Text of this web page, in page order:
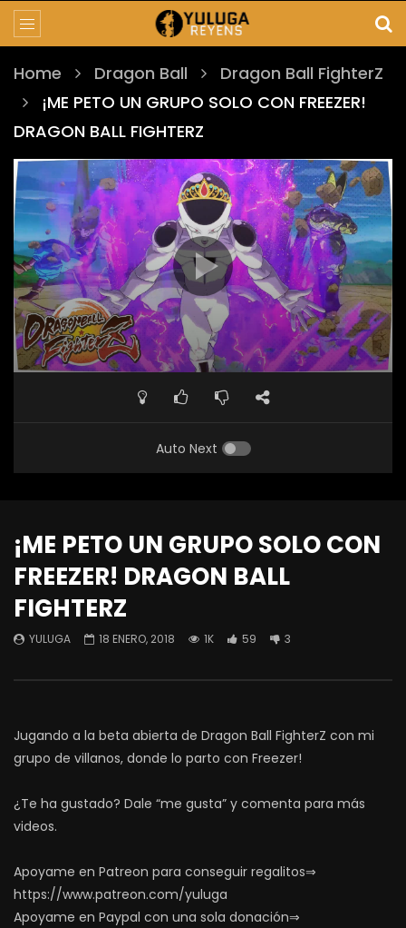
Home Dragon Ball
Dragon Ball FighterZ
¡ME PETO UN GRUPO SOLO CON FREEZER!
DRAGON BALL FIGHTERZ
Auto Next
¡ME PETO UN GRUPO SOLO CON
FREEZER! DRAGON BALL
FIGHTERZ
YULUGA 18 ENERO, 2018 1K 59 3
Jugando a la beta abierta de Dragon Ball FighterZ con mi
grupo de villanos, donde lo parto con Freezer!
¿Te ha gustado? Dale “me gusta” y comenta para más
videos.
Apoyame en Patreon para conseguir regalitos⇒
https://www.patreon.com/yuluga
Apoyame en Paypal con una sola donación⇒